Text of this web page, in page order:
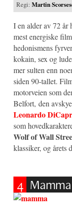
Regi:Martin
I en alder av 72 år
mest energiske
hedonismens
kokain, sex og
mer sulten enn
siden 90-tallet.
motorveien som
Belfort, den
Leonardo
som
Wolf of Wall
klassiker, og årets
4 Mamma